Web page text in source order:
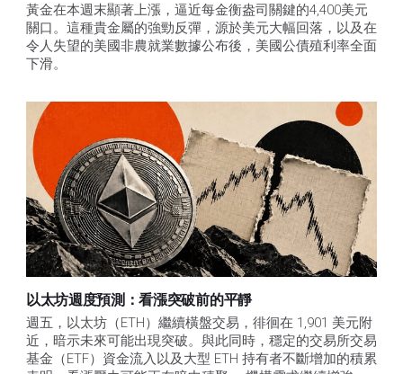
黃金在本週末顯著上漲，逼近每金衡盎司關鍵的4,400美元
關口。這種貴金屬的強勁反彈，源於美元大幅回落，以及在
令人失望的美國非農就業數據公布後，美國公債殖利率全面
下滑。
以太坊週度預測：看漲突破前的平靜
週五，以太坊（ETH）繼續橫盤交易，徘徊在 1,901 美元附
近，暗示未來可能出現突破。與此同時，穩定的交易所交易
基金（ETF）資金流入以及大型 ETH 持有者不斷增加的積累